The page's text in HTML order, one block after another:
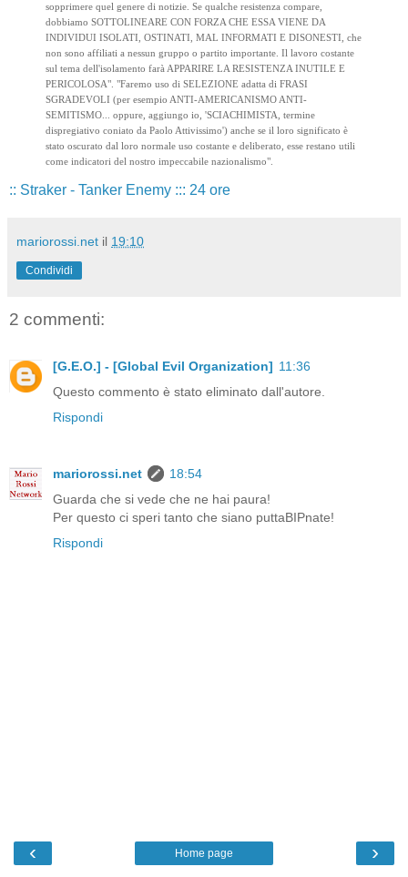
sopprimere quel genere di notizie. Se qualche resistenza compare,
dobbiamo SOTTOLINEARE CON FORZA CHE ESSA VIENE DA
INDIVIDUI ISOLATI, OSTINATI, MAL INFORMATI E DISONESTI, che
non sono affiliati a nessun gruppo o partito importante. Il lavoro costante
sul tema dell'isolamento farà APPARIRE LA RESISTENZA INUTILE E
PERICOLOSA". "Faremo uso di SELEZIONE adatta di FRASI
SGRADEVOLI (per esempio ANTI-AMERICANISMO ANTI-
SEMITISMO... oppure, aggiungo io, 'SCIACHIMISTA, termine
dispregiativo coniato da Paolo Attivissimo') anche se il loro significato è
stato oscurato dal loro normale uso costante e deliberato, esse restano utili
come indicatori del nostro impeccabile nazionalismo".
:: Straker - Tanker Enemy ::: 24 ore
mariorossi.net il 19:10
Condividi
2 commenti:
[G.E.O.] - [Global Evil Organization] 11:36
Questo commento è stato eliminato dall'autore.
Rispondi
mariorossi.net
18:54
Guarda che si vede che ne hai paura!
Per questo ci speri tanto che siano puttaBIPnate!
Rispondi
‹ ›
Home page